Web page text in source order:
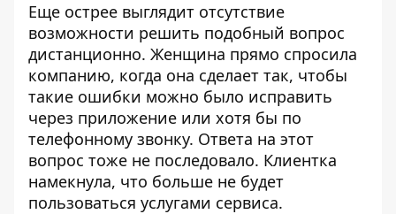
Еще острее выглядит отсутствие
возможности решить подобный вопрос
дистанционно. Женщина прямо спросила
компанию, когда она сделает так, чтобы
такие ошибки можно было исправить
через приложение или хотя бы по
телефонному звонку. Ответа на этот
вопрос тоже не последовало. Клиентка
намекнула, что больше не будет
пользоваться услугами сервиса.